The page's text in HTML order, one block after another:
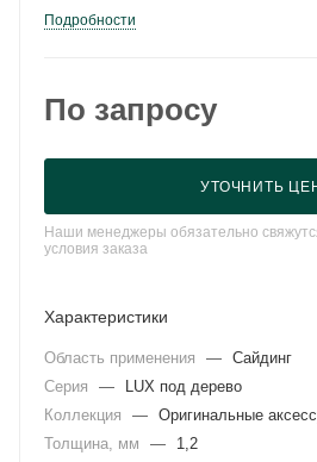
Подробности
По запросу
УТОЧНИТЬ
Наши менеджеры обязательно
условия заказа
Характеристики
Область применения — Сайдинг
Серия
—
LUX под дерево
Коллекция
— Оригинальные
Толщина, мм
— 1,2